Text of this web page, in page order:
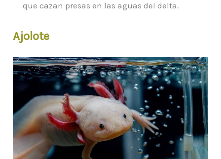
que cazan presas en las aguas del delta.
Ajolote